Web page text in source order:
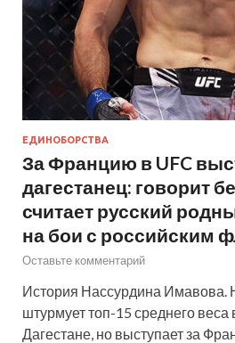
ЕДИНОБОРСТВА
За Францию в UFC
дагестанец: говорит
считает русский
на бои с российским
Оставьте комментарий
История Нассурдина Имавова.
штурмует топ-15 среднего веса
Дагестане, но выступает за